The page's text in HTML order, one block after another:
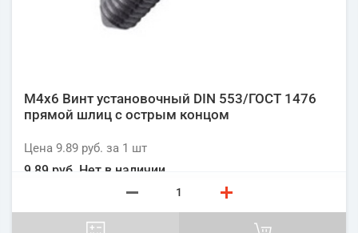
М4х6 Винт установочный DIN 553/ГОСТ 1476
прямой шлиц с острым концом
Цена 9.89 руб. за 1 шт
9.89 руб. Нет в наличии